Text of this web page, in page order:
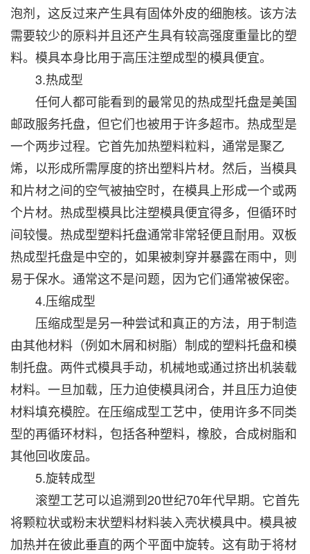
泡剂，这反过来产生具有固体外皮的细胞核。该方法
需要较少的原料并且还产生具有较高强度重量比的塑
料。模具本身比用于高压注塑成型的模具便宜。
3.热成型
任何人都可能看到的最常见的热成型托盘是美国
邮政服务托盘，但它们也被用于许多超市。热成型是
一个两步过程。它首先加热塑料粒料，通常是聚乙
烯，以形成所需厚度的挤出塑料片材。然后，当模具
和片材之间的空气被抽空时，在模具上形成一个或两
个片材。热成型模具比注塑模具便宜得多，但循环时
间较慢。热成型塑料托盘通常非常轻便且耐用。双板
热成型托盘是中空的，如果被刺穿并暴露在雨中，则
易于保水。通常这不是问题，因为它们通常被保密。
4.压缩成型
压缩成型是另一种尝试和真正的方法，用于制造
由其他材料（例如木屑和树脂）制成的塑料托盘和模
制托盘。两件式模具手动，机械地或通过挤出机装载
材料。一旦加载，压力迫使模具闭合，并且压力迫使
材料填充模腔。在压缩成型工艺中，使用许多不同类
型的再循环材料，包括各种塑料，橡胶，合成树脂和
其他回收废品。
5.旋转成型
滚塑工艺可以追溯到20世纪70年代早期。它首先
将颗粒状或粉末状塑料材料装入壳状模具中。模具被
加热并在彼此垂直的两个平面中旋转。这有助于将材